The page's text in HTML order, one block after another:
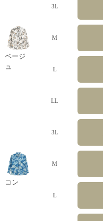
3L
ベージ
ュ
M
L
LL
3L
コン
M
L